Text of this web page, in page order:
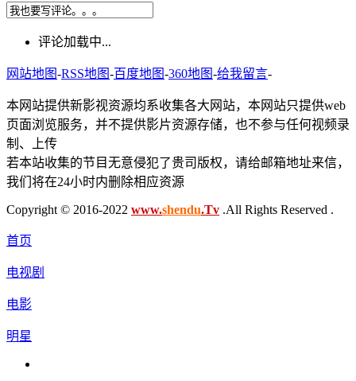
评论加载中...
网站地图-RSS地图-百度地图-360地图-给我留言-
本网站提供新影视资源均系收集各大网站，本网站只提供web
页面浏览服务，并不提供影片资源存储，也不参与任何视频录
制、上传
若本站收集的节目无意侵犯了贵司版权，请给邮箱地址来信，
我们将在24小时内删除相应资源
Copyright © 2016-2022 www.shendu.Tv .All Rights Reserved .
首页
电视剧
电影
明星